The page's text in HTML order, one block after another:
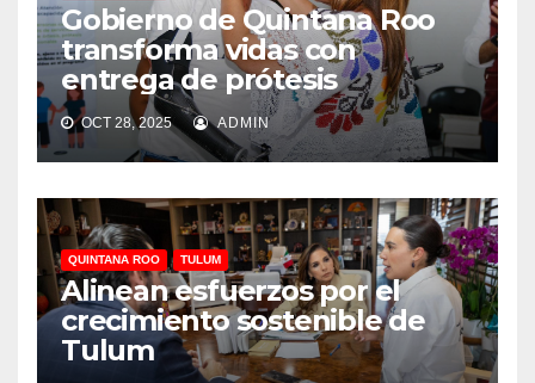
Gobierno de Quintana Roo
transforma vidas con
entrega de prótesis
OCT 28, 2025 ADMIN
QUINTANA ROO TULUM
Alinean esfuerzos por el
crecimiento sostenible de
Tulum